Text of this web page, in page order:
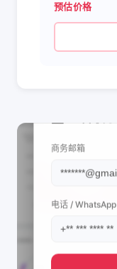
预估价格
商务邮箱
电话 / WhatsApp